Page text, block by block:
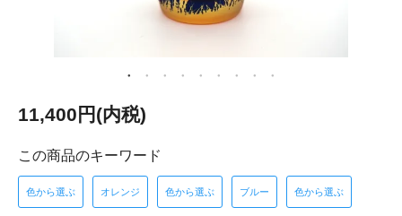
11,400円(内税)
この商品のキーワード
色から選ぶ オレンジ 色から選ぶ ブルー 色から選ぶ